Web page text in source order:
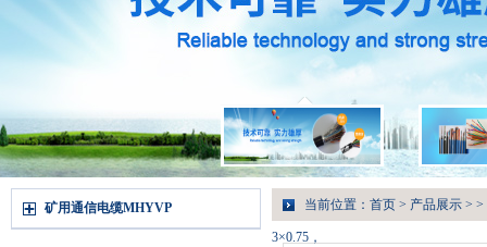
矿用通信电缆MHYVP 当前位置： 首页 > 产品展示 > >
3×0.75，